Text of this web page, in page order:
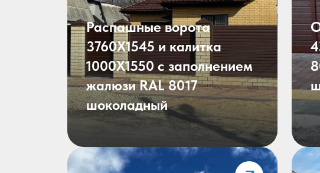
Распашные ворота
3760X1545 и калитка
1000X1550 с заполнением
жалюзи RAL 8017
шоколадный